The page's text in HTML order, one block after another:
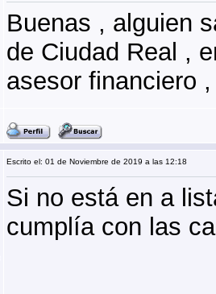
Buenas , alguien
de Ciudad Real ,
asesor financiero
Escrito el: 01 de Noviembre de 2019 a las 12:18
Si no está en a
cumplía con las